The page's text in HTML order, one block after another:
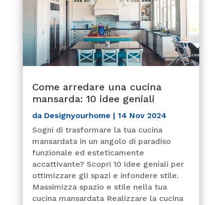
Come arredare una cucina
mansarda: 10 idee geniali
da Designyourhome | 14 Nov 2024
Sogni di trasformare la tua cucina
mansardata in un angolo di paradiso
funzionale ed esteticamente
accattivante? Scopri 10 idee geniali per
ottimizzare gli spazi e infondere stile.
Massimizza spazio e stile nella tua
cucina mansardata Realizzare la cucina